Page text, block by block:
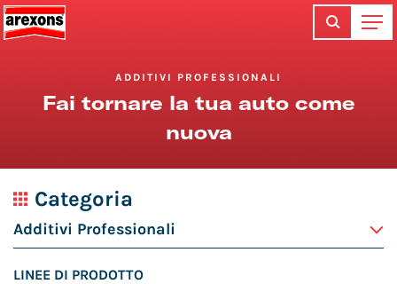
ADDITIVI PROFESSIONALI
Fai tornare la tua auto come
nuova
Categoria
LINEE DI PRODOTTO